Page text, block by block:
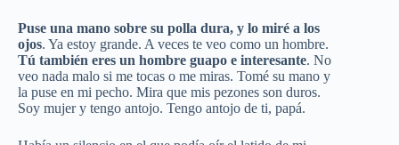
Puse una mano sobre su polla dura, y lo miré a los
ojos. Ya estoy grande. A veces te veo como un hombre.
Tú también eres un hombre guapo e interesante. No
veo nada malo si me tocas o me miras. Tomé su mano y
la puse en mi pecho. Mira que mis pezones son duros.
Soy mujer y tengo antojo. Tengo antojo de ti, papá.